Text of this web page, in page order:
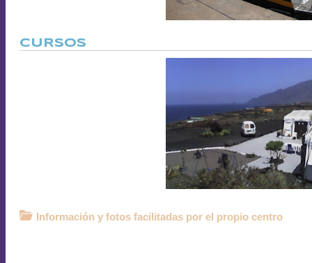
CURSOS
Información y fotos facilitadas por el propio centro